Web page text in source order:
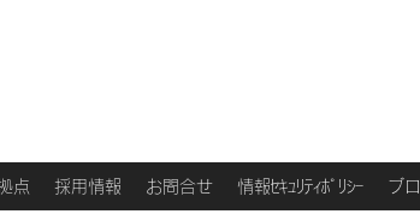
点 採用情報 お問合せ 情報ｾｷｭﾘﾃｨﾎﾟﾘｼｰ ブ